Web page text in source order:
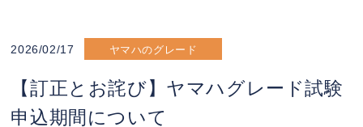
2026/02/17 ヤマハのグレード
【訂正とお詫び】ヤマハグレード試験
申込期間について